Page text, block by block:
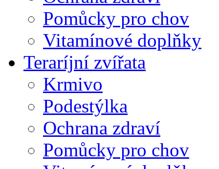
Pomůcky pro chov
Vitamínové doplňky
Teraríjní zvířata
Krmivo
Podestýlka
Ochrana zdraví
Pomůcky pro chov